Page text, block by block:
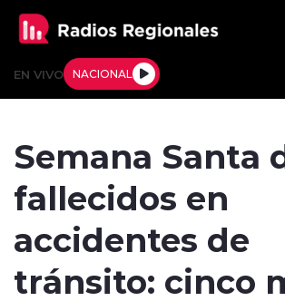
EN VIVO NACIONAL
Tendencias
Deportes
Semana Santa
fallecidos en
accidentes de
tránsito: cinco